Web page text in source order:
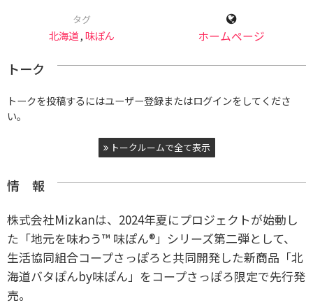
タグ
北海道,味ぽん ホームページ
トーク
トークを投稿するにはユーザー登録またはログインをしてくださ
い。
トークルームで全て表示
情 報
株式会社Mizkanは、2024年夏にプロジェクトが始動し
た「地元を味わう™ 味ぽん®」シリーズ第二弾として、
生活協同組合コープさっぽろと共同開発した新商品「北
海道バタぽんby味ぽん」をコープさっぽろ限定で先行発
売。